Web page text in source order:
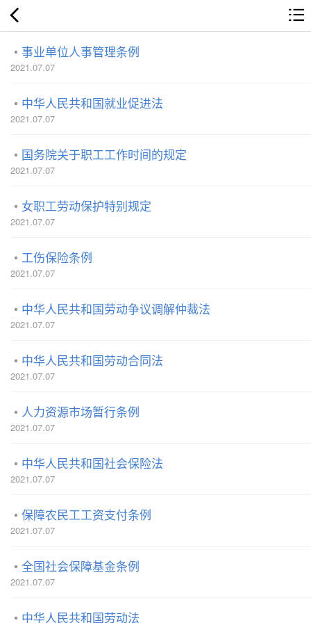
事业单位人事管理条例
2021.07.07
中华人民共和国就业促进法
2021.07.07
国务院关于职工工作时间的规定
2021.07.07
女职工劳动保护特别规定
2021.07.07
工伤保险条例
2021.07.07
中华人民共和国劳动争议调解仲裁法
2021.07.07
中华人民共和国劳动合同法
2021.07.07
人力资源市场暂行条例
2021.07.07
中华人民共和国社会保险法
2021.07.07
保障农民工工资支付条例
2021.07.07
全国社会保障基金条例
2021.07.07
中华人民共和国劳动法